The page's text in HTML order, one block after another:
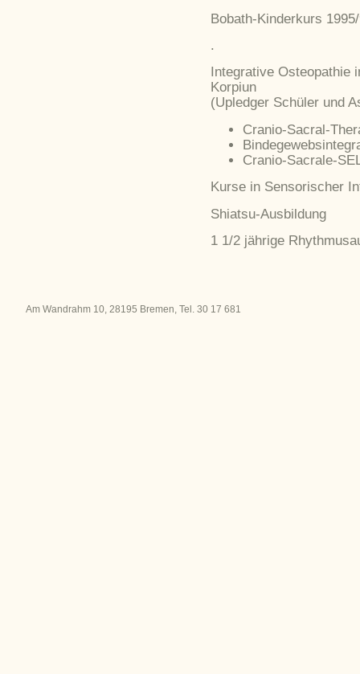
Bobath-Kinderkurs
.
Integrative Osteopathie
Korpiun
(Upledger Schüler und
Cranio-Sacral-
Cranio-Sacrale-
Kurse in Sensorischer
Shiatsu-Ausbildung
1 1/2 jährige
Am Wandrahm 10, 28195 Bremen, Tel. 30 17 681